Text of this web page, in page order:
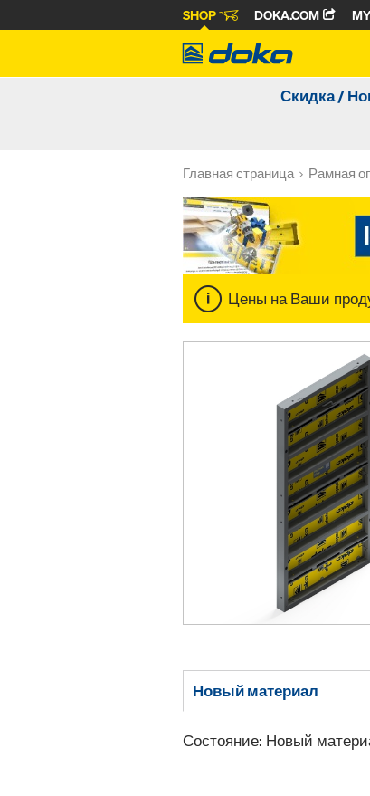
SHOP DOKA.COM
Скидка /
Главная страница Рамная
Цены на Ваши
Новый материал
Состояние: Новый